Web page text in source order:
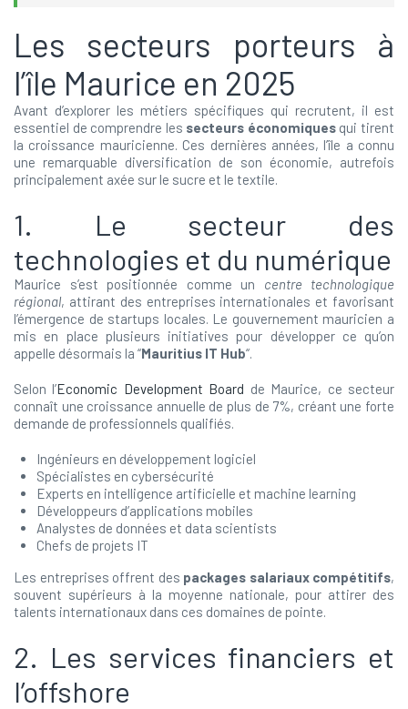
Les secteurs porteurs à
l’île Maurice en 2025
Avant d’explorer les métiers spécifiques qui recrutent, il est
essentiel de comprendre les secteurs économiquesqui tirent
la croissance mauricienne. Ces dernières années, l’île a connu
une remarquable diversification de son économie, autrefois
principalement axée sur le sucre et le textile.
1. Le secteur des
technologies et du numérique
Maurice s’est positionnée comme un centre technologique
régional, attirant des entreprises internationales et favorisant
l’émergence de startups locales. Le gouvernement mauricien a
mis en place plusieurs initiatives pour développer ce qu’on
appelle désormais la “Mauritius IT Hub“.
Selon l’Economic Development Board de Maurice, ce secteur
connaît une croissance annuelle de plus de 7%, créant une forte
demande de professionnels qualifiés.
Ingénieurs en développement logiciel
Spécialistes en cybersécurité
Experts en intelligence artificielle et machine learning
Développeurs d’applications mobiles
Analystes de données et data scientists
Chefs de projets IT
Les entreprises offrent des packages salariaux compétitifs,
souvent supérieurs à la moyenne nationale, pour attirer des
talents internationaux dans ces domaines de pointe.
2. Les services financiers et
l’offshore